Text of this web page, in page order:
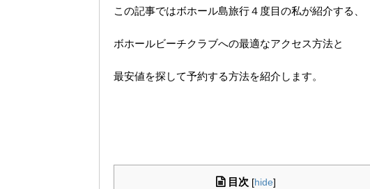
この記事ではボホール島旅行４度目の私が紹介する、
ボホールビーチクラブへの最適なアクセス方法と
最安値を探して予約する方法を紹介します。
目次 [hide]